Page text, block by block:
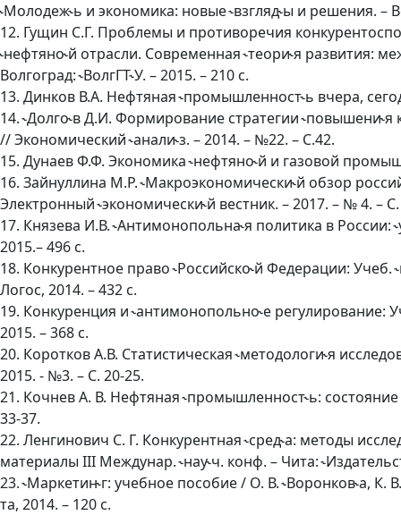
˞Молодеж˞ь и экономика: новые ˞взгляд˞ы и решения. –
12. Гущин С.Г. Проблемы и противоречия
˞нефтяно˞й отрасли. Современная ˞теори˞я развития:
Волгоград: ˞ВолгГТ˞У. – 2015. – 210 с.
13. Динков В.А. Нефтяная ˞промышленност˞ь вчера,
14. ˞Долго˞в Д.И. Формирование стратегии
// Экономический ˞анали˞з. – 2014. – №22. – С.42.
15. Дунаев Ф.Ф. Экономика ˞нефтяно˞й и газовой
16. Зайнуллина М.Р. ˞Макроэкономически˞й обзор
Электронный ˞экономически˞й вестник. – 2017. – № 4. –
17. Князева И.В. ˞Антимонопольна˞я политика в России:
2015.– 496 с.
18. Конкурентное право ˞Российско˞й Федерации: Учеб.
Логос, 2014. – 432 с.
19. Конкуренция и ˞антимонопольно˞е регулирование:
2015. – 368 с.
20. Коротков А.В. Статистическая ˞методологи˞я
2015. - №3. – С. 20-25.
21. Кочнев А. В. Нефтяная ˞промышленност˞ь:
33-37.
22. Ленгинович С. Г. Конкурентная ˞сред˞а: методы
материалы III Междунар. ˞нау˞ч. конф. – Чита:
23. ˞Маркетин˞г: учебное пособие / О. В. ˞Воронков˞а, К.
та, 2014. – 120 с.